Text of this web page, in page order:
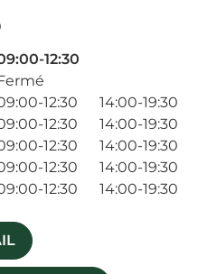
12:30
12:30
14:00-19:30
12:30
14:00-19:30
12:30
14:00-19:30
12:30
14:00-19:30
12:30 14:00-19:30